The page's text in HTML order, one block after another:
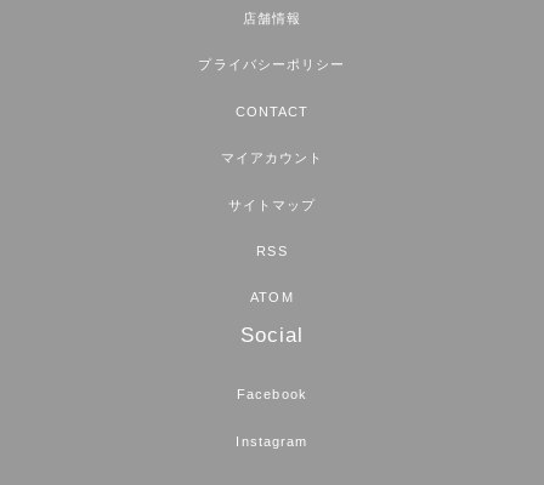
店舗情報
プライバシーポリシー
CONTACT
マイアカウント
サイトマップ
RSS
ATOM
Social
Facebook
Instagram